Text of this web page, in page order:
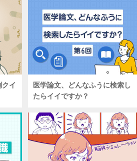
イ
医学論文、どんなふうに検索し
たらイイですか？